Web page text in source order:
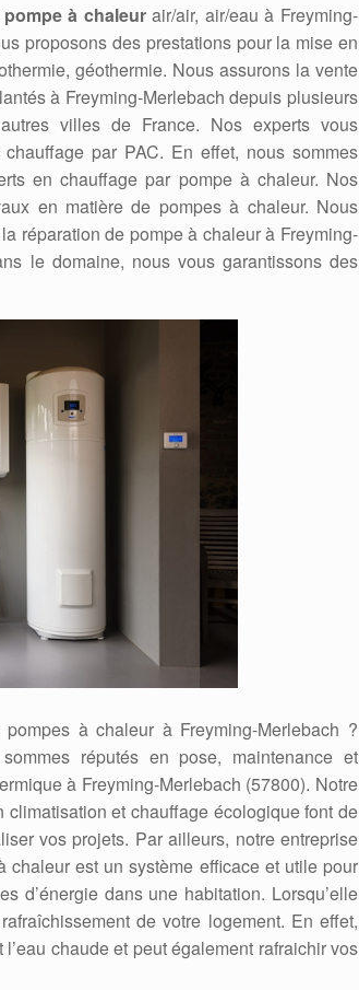
pompe à chaleurair/air, air/eau à Freyming-
proposons des prestations pour la mise en
géothermie. Nous assurons la vente
à Freyming-Merlebach depuis plusieurs
villes de France. Nos experts vous
par PAC. En effet, nous sommes
en chauffage par pompe à chaleur. Nos
en matière de pompes à chaleur. Nous
réparation de pompe à chaleur à Freyming-
le domaine, nous vous garantissons des
à chaleur à Freyming-Merlebach ?
réputés en pose, maintenance et
à Freyming-Merlebach (57800). Notre
climatisation et chauffage écologique font de
vos projets. Par ailleurs, notre entreprise
est un système efficace et utile pour
d’énergie dans une habitation. Lorsqu’elle
de votre logement. En effet,
chaude et peut également rafraichir vos